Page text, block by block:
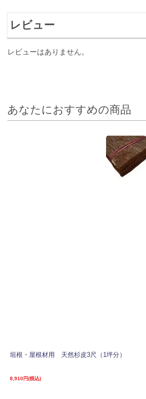
レビュー
レビューはありません。
あなたにおすすめの商品
垣根・屋根材用 天然杉皮3尺（1坪分）
8,910円(税込)